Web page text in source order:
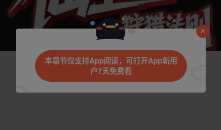
下一话 腾漫App免费看
本章节仅支持App阅读，可打开App新用
户7天免费看
是否前往腾漫App继续阅读
立即前往